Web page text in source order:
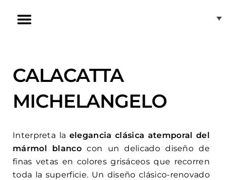
CALACATTA
MICHELANGELO
Interpreta la elegancia clásica atemporal del
mármol blancocon un delicado diseño de
finas vetas en colores grisáceos que recorren
toda la superficie. Un diseño clásico-renovado